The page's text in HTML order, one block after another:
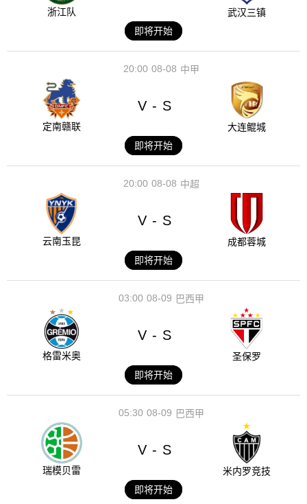
浙江队
武汉三镇
即将开始
08-08
20:00 中甲
定南赣联
V - S
大连鲲城
即将开始
08-08
20:00 中超
云南玉昆
V - S
成都蓉城
即将开始
08-09
03:00 巴西甲
格雷米奥
V - S
圣保罗
即将开始
08-09
05:30 巴西甲
瑞模贝雷
V - S
米内罗竞技
即将开始